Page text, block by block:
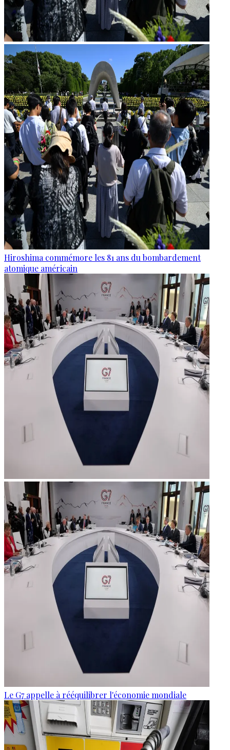
Hiroshima commémore les 81 ans du bombardement
atomique américain
Le G7 appelle à rééquilibrer l'économie mondiale